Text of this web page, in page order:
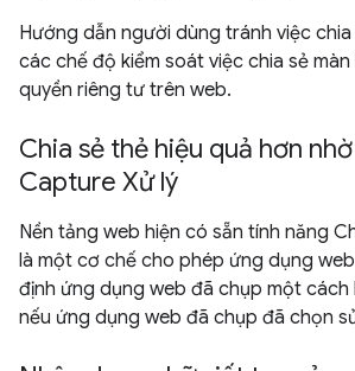
Hướng dẫn người dùng tránh việc
các chế độ kiểm soát việc chia sẻ
quyền riêng tư trên web.
Chia sẻ thẻ hiệu quả hơn
Capture Xử lý
Nền tảng web hiện có sẵn tính năng
là một cơ chế cho phép ứng dụng
định ứng dụng web đã chụp một cách
nếu ứng dụng web đã chụp đã chọn